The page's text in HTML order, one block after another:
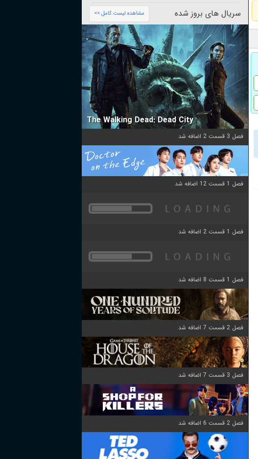
سریال های بروز شده مشاهده لیست کامل >>
The Walking Dead: Dead City
فصل 3 قسمت 2 اضافه شد
فصل 1 قسمت 12 اضافه شد
فصل 1 قسمت 2 اضافه شد
فصل 1 قسمت 8 اضافه شد
فصل 2 قسمت 7 اضافه شد
فصل 3 قسمت 7 اضافه شد
فصل 2 قسمت 6 اضافه شد